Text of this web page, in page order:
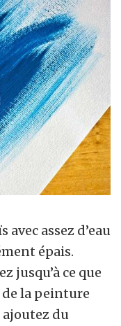
assez d’eau
épais.
jusqu’à ce que
la peinture
ajoutez du